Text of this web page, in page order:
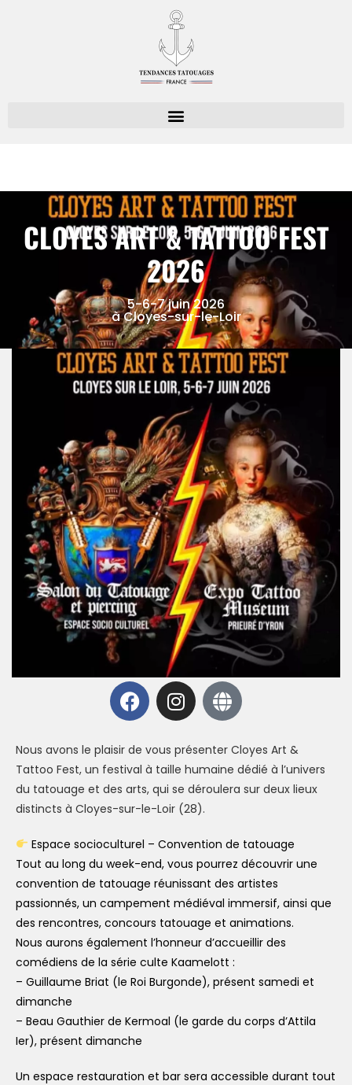
CLOYES ART & TATTOO FEST
2026
5-6-7 juin 2026
à Cloyes-sur-le-Loir
Nous avons le plaisir de vous présenter Cloyes Art &
Tattoo Fest, un festival à taille humaine dédié à l’univers
du tatouage et des arts, qui se déroulera sur deux lieux
distincts à Cloyes-sur-le-Loir (28).
Espace socioculturel – Convention de tatouage
Tout au long du week-end, vous pourrez découvrir une
convention de tatouage réunissant des artistes
passionnés, un campement médiéval immersif, ainsi que
des rencontres, concours tatouage et animations.
Nous aurons également l’honneur d’accueillir des
comédiens de la série culte Kaamelott :
– Guillaume Briat (le Roi Burgonde), présent samedi et
dimanche
– Beau Gauthier de Kermoal (le garde du corps d’Attila
Ier), présent dimanche
Un espace restauration et bar sera accessible durant tout